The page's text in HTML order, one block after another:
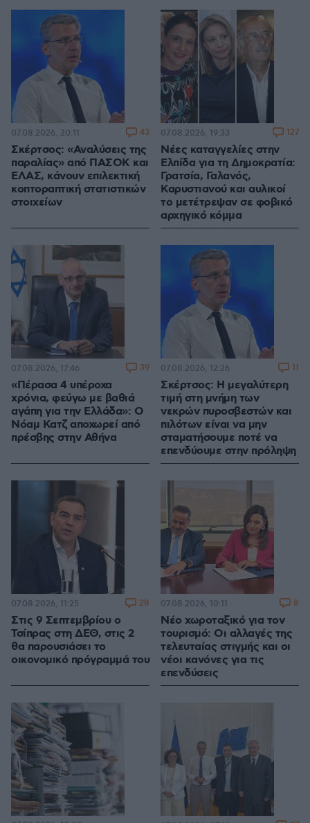
Σκέρτσος: «Αναλύσεις της
παραλίας» από ΠΑΣΟΚ και
ΕΛΑΣ, κάνουν επιλεκτική
κοπτοραπτική στατιστικών
στοιχείων
07.08.2026, 20:11 43
Νέες καταγγελίες στην
Ελπίδα για τη Δημοκρατία:
Γρατσία, Γαλανός,
Καρυστιανού και αυλικοί
το μετέτρεψαν σε φοβικό
αρχηγικό κόμμα
07.08.2026, 19:33 127
«Πέρασα 4 υπέροχα
χρόνια, φεύγω με βαθιά
αγάπη για την Ελλάδα»: Ο
Νόαμ Κατζ αποχωρεί από
πρέσβης στην Αθήνα
07.08.2026, 17:46 39
Σκέρτσος: Η μεγαλύτερη
τιμή στη μνήμη των
νεκρών πυροσβεστών και
πιλότων είναι να μην
σταματήσουμε ποτέ να
επενδύουμε στην πρόληψη
07.08.2026, 12:26 11
Στις 9 Σεπτεμβρίου ο
Τσίπρας στη ΔΕΘ, στις 2
θα παρουσιάσει το
οικονομικό πρόγραμμά του
07.08.2026, 11:25 28
Νέο χωροταξικό για τον
τουρισμό: Οι αλλαγές της
τελευταίας στιγμής και οι
νέοι κανόνες για τις
επενδύσεις
07.08.2026, 10:11 8